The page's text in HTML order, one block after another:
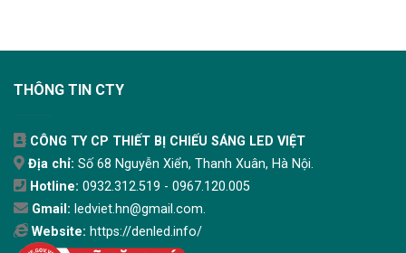
THÔNG TIN CTY
CÔNG TY CP THIẾT BỊ CHIẾU SÁNG LED VIỆT
Địa chỉ: Số 68 Nguyễn Xiển, Thanh Xuân, Hà Nội.
Hotline: 0932.312.519 - 0967.120.005
Gmail: ledviet.hn@gmail.com.
Website: https://denled.info/